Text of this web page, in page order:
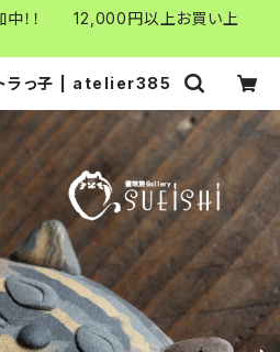
中！！ 12,000円以上お買い上
ラっ子 | atelier385